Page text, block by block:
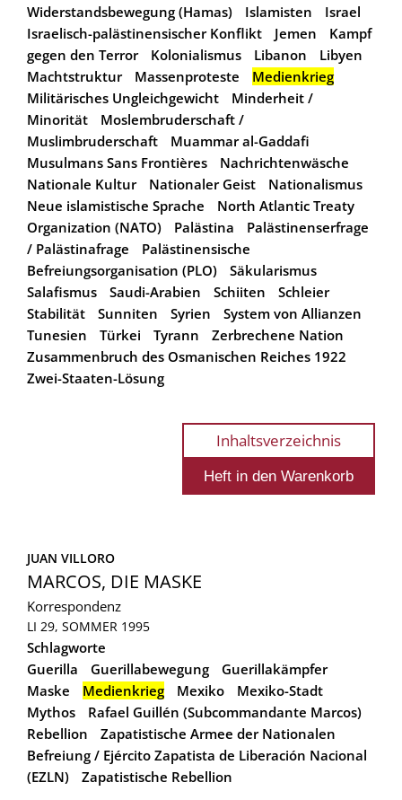
Widerstandsbewegung (Hamas)
Islamisten
Israel
Israelisch-palästinensischer Konflikt
Jemen
Kampf
gegen den Terror
Kolonialismus Libanon
Libyen
Machtstruktur
Massenproteste
Medienkrieg
Militärisches Ungleichgewicht
Minderheit /
Minorität
Moslembruderschaft /
Muslimbruderschaft
Muammar al-Gaddafi
Musulmans Sans Frontières
Nachrichtenwäsche
Nationale Kultur
Nationaler Geist
Nationalismus
Neue islamistische Sprache
North Atlantic Treaty
Organization (NATO)
Palästina
Palästinenserfrage
/ Palästinafrage
Palästinensische
Befreiungsorganisation (PLO)
Säkularismus
Salafismus
Saudi-Arabien Schiiten
Schleier
Stabilität
Sunniten Syrien
System von Allianzen
Tunesien
Türkei Tyrann
Zerbrechene Nation
Zusammenbruch des Osmanischen Reiches 1922
Zwei-Staaten-Lösung
Inhaltsverzeichnis
JUAN VILLORO
MARCOS, DIE MASKE
Korrespondenz
LI 29, SOMMER 1995
Schlagworte
Guerilla
Guerillabewegung
Guerillakämpfer
Maske
Medienkrieg Mexiko
Mexiko-Stadt
Mythos
Rafael Guillén (Subcommandante Marcos)
Rebellion
Zapatistische Armee der Nationalen
Befreiung / Ejército Zapatista de Liberación Nacional
(EZLN)
Zapatistische Rebellion